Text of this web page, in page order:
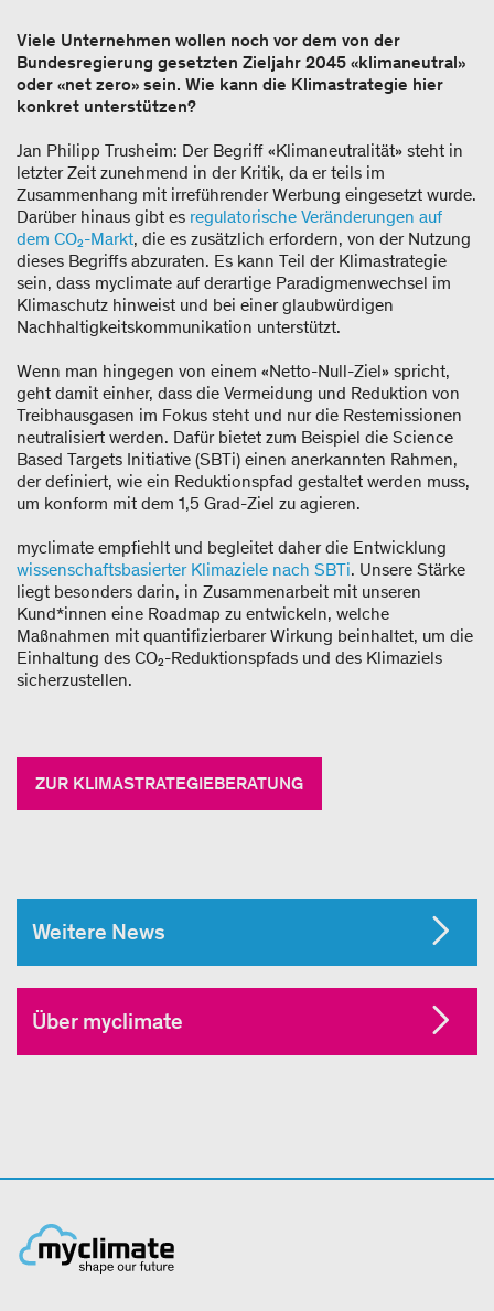
Viele Unternehmen wollen noch vor dem von der
Bundesregierung gesetzten Zieljahr 2045 «klimaneutral»
oder «net zero» sein. Wie kann die Klimastrategie hier
konkret unterstützen?
Jan Philipp Trusheim: Der Begriff «Klimaneutralität» steht in
letzter Zeit zunehmend in der Kritik, da er teils im
Zusammenhang mit irreführender Werbung eingesetzt wurde.
Darüber hinaus gibt es regulatorische Veränderungen auf
dem CO₂-Markt, die es zusätzlich erfordern, von der Nutzung
dieses Begriffs abzuraten. Es kann Teil der Klimastrategie
sein, dass myclimate auf derartige Paradigmenwechsel im
Klimaschutz hinweist und bei einer glaubwürdigen
Nachhaltigkeitskommunikation unterstützt.
Wenn man hingegen von einem «Netto-Null-Ziel» spricht,
geht damit einher, dass die Vermeidung und Reduktion von
Treibhausgasen im Fokus steht und nur die Restemissionen
neutralisiert werden. Dafür bietet zum Beispiel die Science
Based Targets Initiative (SBTi) einen anerkannten Rahmen,
der definiert, wie ein Reduktionspfad gestaltet werden muss,
um konform mit dem 1,5 Grad-Ziel zu agieren.
myclimate empfiehlt und begleitet daher die Entwicklung
wissenschaftsbasierter Klimaziele nach SBTi. Unsere Stärke
liegt besonders darin, in Zusammenarbeit mit unseren
Kund*innen eine Roadmap zu entwickeln, welche
Maßnahmen mit quantifizierbarer Wirkung beinhaltet, um die
Einhaltung des CO₂-Reduktionspfads und des Klimaziels
sicherzustellen.
ZUR KLIMASTRATEGIEBERATUNG
Weitere News
Über myclimate